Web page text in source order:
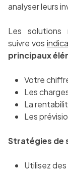
analyser leurs
Les solutions
suivre vos
principaux
Votre
Les
La
Les
Stratégies de
Utilisez